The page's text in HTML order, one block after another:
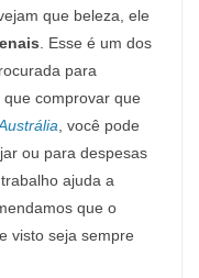
que beleza, ele
. Esse é um dos
para
comprovar que
, você pode
ou para despesas
ajuda a
que o
visto seja sempre